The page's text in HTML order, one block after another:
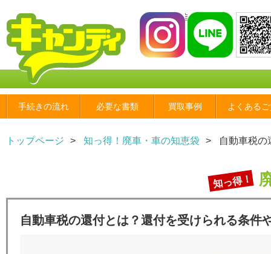
自動車税の還付とは？
手続きの流れ 必要な書類 買取事例 よくある
トップページ 知っ得！廃車・車の知恵袋 自動車税
知っ得！
自動車税の還付とは？還付を受けられる条件